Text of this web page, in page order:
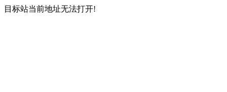
目标站当前地址无法打开!